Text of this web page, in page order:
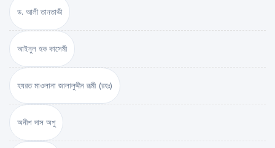
ড. আলী তানতাভী
আইনুল হক কাসেমী
হযরত মাওলানা জালালুদ্দীন রূমী (রহঃ)
অনীশ দাস অপু